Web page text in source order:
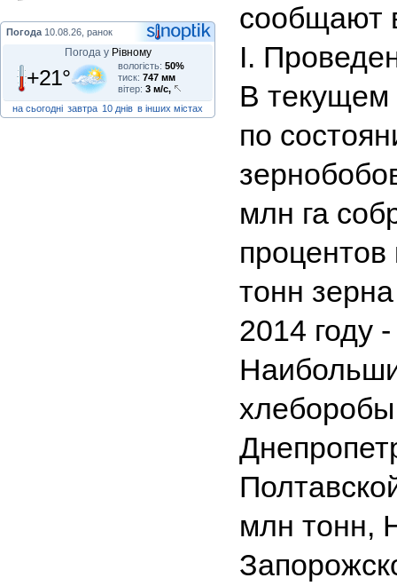
Погода 10.08.26, ранок
Погода у Рівному
+21° вологість: 50%
тиск: 747 мм
вітер: 3 м/с,
на сьогодні завтра 10 днів в інших містах
сообщают
I.
В текущем
по
млн га
тонн
2014 году
млн тонн,